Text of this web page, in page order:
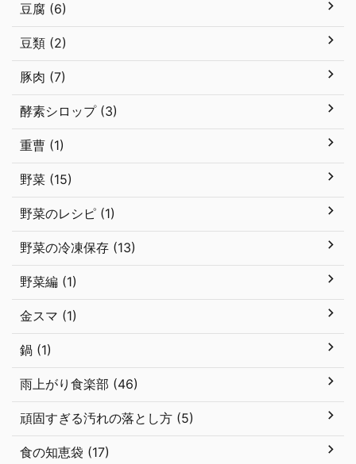
豆腐 (6)
豆類 (2)
豚肉 (7)
酵素シロップ (3)
重曹 (1)
野菜 (15)
野菜のレシピ (1)
野菜の冷凍保存 (13)
野菜編 (1)
金スマ (1)
鍋 (1)
雨上がり食楽部 (46)
頑固すぎる汚れの落とし方 (5)
食の知恵袋 (17)